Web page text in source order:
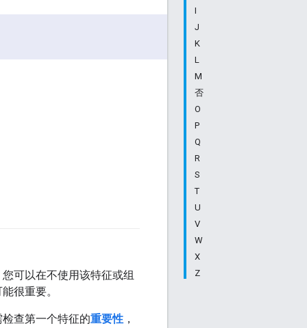
I
J
K
L
M
否
O
P
Q
R
S
T
U
V
W
X
Z
可以在不使用该特征或组
很重要。
检查第一个特征的重要性 ，